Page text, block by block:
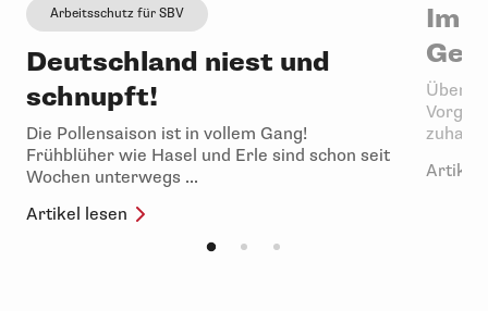
Arbeitsschutz für SBV
Deutschland niest und
schnupft!
Die Pollensaison ist in vollem Gang!
Frühblüher wie Hasel und Erle sind schon seit
Wochen unterwegs ...
Artikel lesen
Im
Artikel